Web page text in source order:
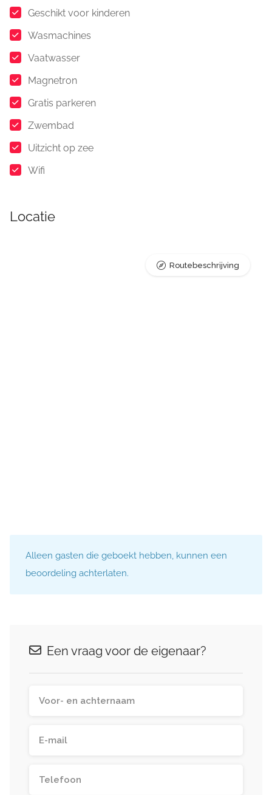
Geschikt voor kinderen
Wasmachines
Vaatwasser
Magnetron
Gratis parkeren
Zwembad
Uitzicht op zee
Wifi
Locatie
Routebeschrijving
Alleen gasten die geboekt hebben, kunnen een
beoordeling achterlaten.
Een vraag voor de eigenaar?